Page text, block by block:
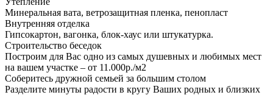
Минеральная вата, ветрозащитная пленка, пенопласт
Внутренняя отделка
Гипсокартон, вагонка, блок-хаус или штукатурка.
Строительство беседок
Построим для Вас одно из самых душевных и любимых мест
на вашем участке – от 11.000р./м2
Соберитесь дружной семьей за большим столом
Разделите минуты радости в кругу Ваших родных и близких